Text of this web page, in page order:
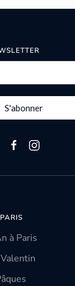
S'abonner
à Paris